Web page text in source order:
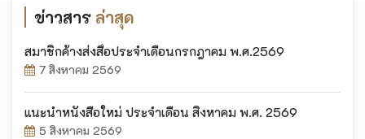
ข่าวสาร ล่าสุด
สมาชิกค้างส่งสื่อประจำเดือนกรกฎาคม พ.ศ.2569
7 สิงหาคม 2569
แนะนำหนังสือใหม่ ประจำเดือน สิงหาคม พ.ศ. 2569
5 สิงหาคม 2569